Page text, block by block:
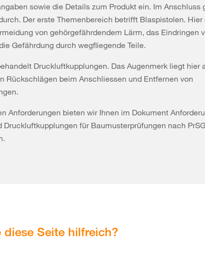
sowie die Details zum Produkt ein. Im Anschluss
Der erste Themenbereich betrifft Blaspistolen. Hier
von gehörgefährdendem Lärm, das Eindringen
Gefährdung durch wegfliegende Teile.
Druckluftkupplungen. Das Augenmerk liegt hier
Rückschlägen beim Anschliessen und Entfernen von
Anforderungen bieten wir Ihnen im Dokument
Druckluftkupplungen für Baumusterprüfungen nach
diese Seite hilfreich?